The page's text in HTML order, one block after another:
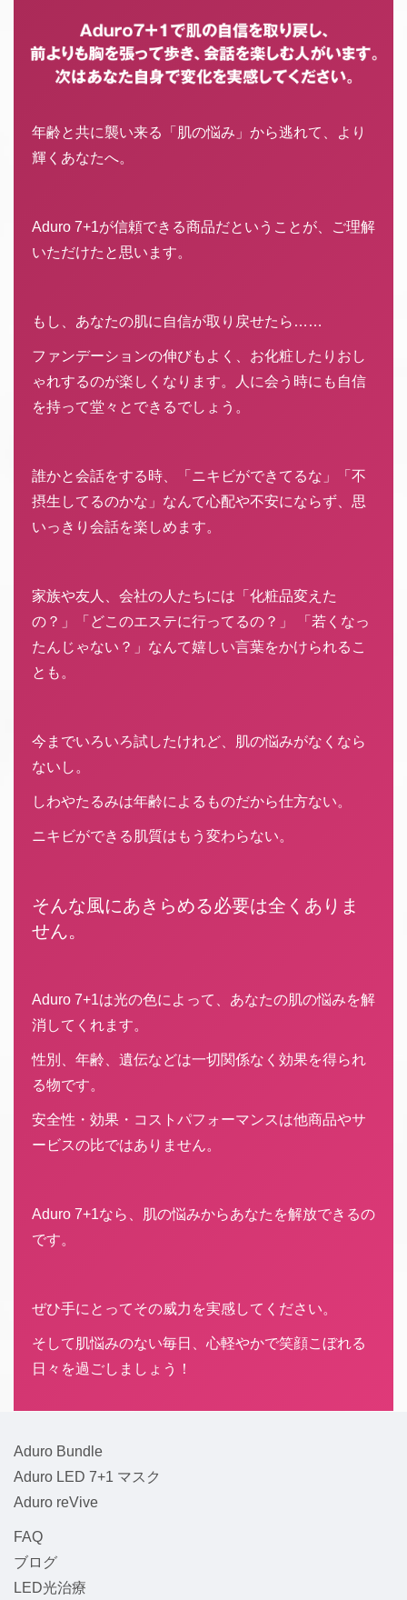
年齢と共に襲い来る「肌の悩み」から逃れて、より
輝くあなたへ。
Aduro 7+1が信頼できる商品だということが、ご理解
いただけたと思います。
もし、あなたの肌に自信が取り戻せたら……
ファンデーションの伸びもよく、お化粧したりおし
ゃれするのが楽しくなります。人に会う時にも自信
を持って堂々とできるでしょう。
誰かと会話をする時、「ニキビができてるな」「不
摂生してるのかな」なんて心配や不安にならず、思
いっきり会話を楽しめます。
家族や友人、会社の人たちには「化粧品変えた
の？」「どこのエステに行ってるの？」 「若くなっ
たんじゃない？」なんて嬉しい言葉をかけられるこ
とも。
今までいろいろ試したけれど、肌の悩みがなくなら
ないし。
しわやたるみは年齢によるものだから仕方ない。
ニキビができる肌質はもう変わらない。
そんな風にあきらめる必要は全くありま
せん。
Aduro 7+1は光の色によって、あなたの肌の悩みを解
消してくれます。
性別、年齢、遺伝などは一切関係なく効果を得られ
る物です。
安全性・効果・コストパフォーマンスは他商品やサ
ービスの比ではありません。
Aduro 7+1なら、肌の悩みからあなたを解放できるの
です。
ぜひ手にとってその威力を実感してください。
そして肌悩みのない毎日、心軽やかで笑顔こぼれる
日々を過ごしましょう！
Aduro Bundle
Aduro LED 7+1 マスク
Aduro reVive
FAQ
ブログ
LED光治療